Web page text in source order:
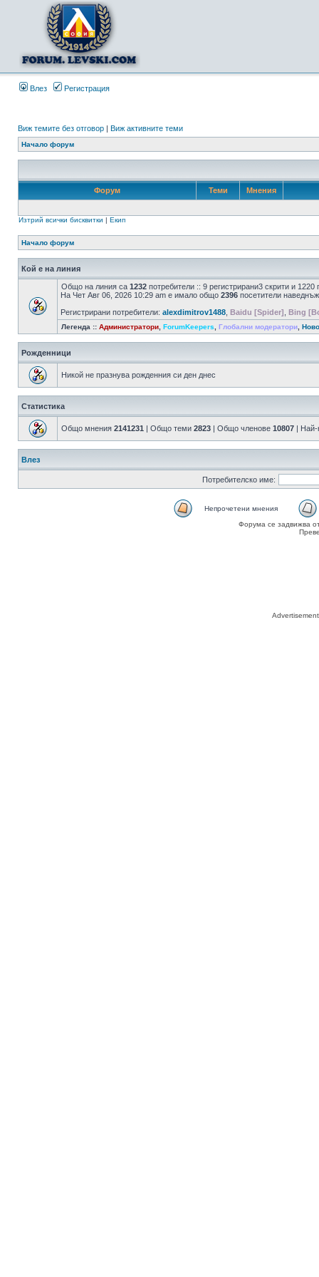
Влез Регистрация
Виж темите без отговор | Виж активните теми
Начало форум
Форум Теми Мнения
Изтрий всички бисквитки | Екип
Начало форум
Кой е на линия
Общо на линия са 1232 потребители :: 9 регистрирани3 скрити и
На Чет Авг 06, 2026 10:29 am е имало общо 2396 посетители
Регистрирани потребители: alexdimitrov1488 Baidu [Spider] Bing
Легенда :: Администратори ForumKeepers Глобални модератори
Рожденници
Никой не празнува рожденния си ден днес
Статистика
Общо мнения 2141231 | Общо теми 2823 | Общо членове 10807 |
Влез
Потребителско име:
Непрочетени мнения
Форума се задвижва